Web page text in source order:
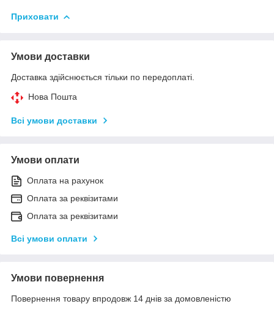
Приховати
Умови доставки
Доставка здійснюється тільки по передоплаті.
Нова Пошта
Всі умови доставки
Умови оплати
Оплата на рахунок
Оплата за реквізитами
Оплата за реквізитами
Всі умови оплати
Умови повернення
Повернення товару впродовж 14 днів за домовленістю